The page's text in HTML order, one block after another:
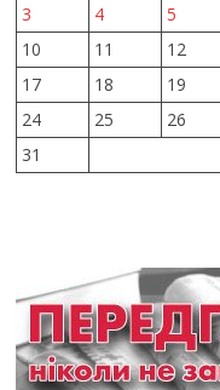
3
4 5
10
11 12
17
18 19
24
25 26
31